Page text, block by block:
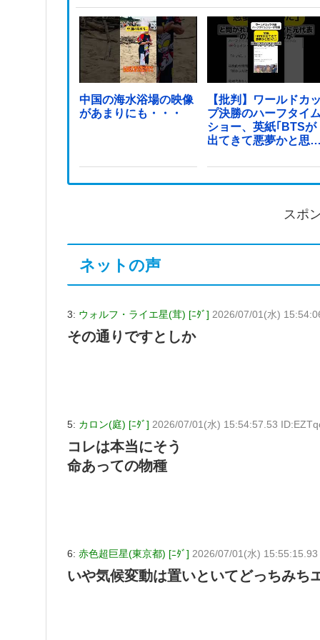
中国の海水浴場の映像
があまりにも・・・
【批判】ワールドカ
プ決勝のハーフタイ
ショー、英紙｢BTSが
出てきて悪夢かと思
スポ
ネットの声
3: ウォルフ・ライエ星(茸) [ﾆﾀﾞ] 2026/07/01(水)
その通りですとしか
5: カロン(庭) [ﾆﾀﾞ] 2026/07/01(水) 15:54:57.53
コレは本当にそう
命あっての物種
6: 赤色超巨星(東京都) [ﾆﾀﾞ] 2026/07/01(水)
いや気候変動は置いといてどっちみち